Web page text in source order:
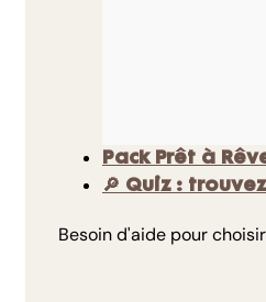
Pack Prêt à
🔎 Quiz :
Besoin d'aide pour